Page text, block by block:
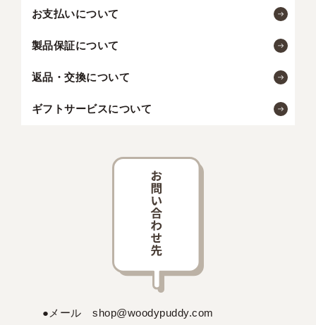
お支払いについて
製品保証について
返品・交換について
ギフトサービスについて
●メール shop@woodypuddy.com